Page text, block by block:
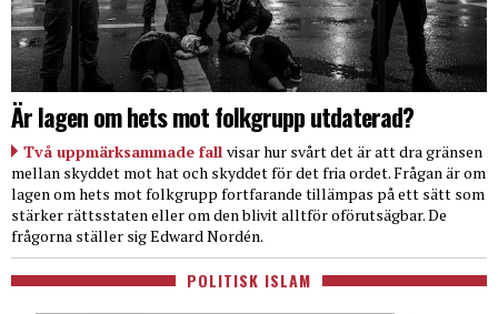
Är lagen om hets mot folkgrupp utdaterad?
Två uppmärksammade fall visar hur svårt det är att dra gränsen
mellan skyddet mot hat och skyddet för det fria ordet. Frågan är om
lagen om hets mot folkgrupp fortfarande tillämpas på ett sätt som
stärker rättsstaten eller om den blivit alltför oförutsägbar. De
frågorna ställer sig Edward Nordén.
POLITISK ISLAM